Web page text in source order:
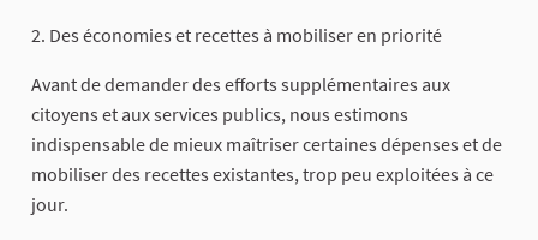
2. Des économies et recettes à mobiliser en priorité
Avant de demander des efforts supplémentaires aux
citoyens et aux services publics, nous estimons
indispensable de mieux maîtriser certaines dépenses et de
mobiliser des recettes existantes, trop peu exploitées à ce
jour.